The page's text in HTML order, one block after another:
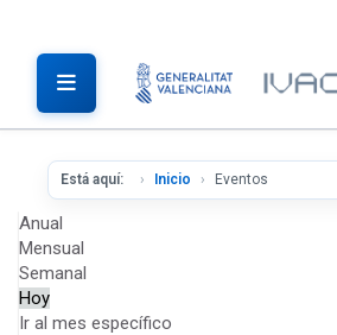
Está aquí: Inicio Eventos
Anual
Mensual
Semanal
Hoy
Ir al mes específico